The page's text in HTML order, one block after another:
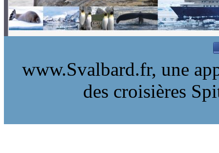
www.Svalbard.fr, une
des croisières